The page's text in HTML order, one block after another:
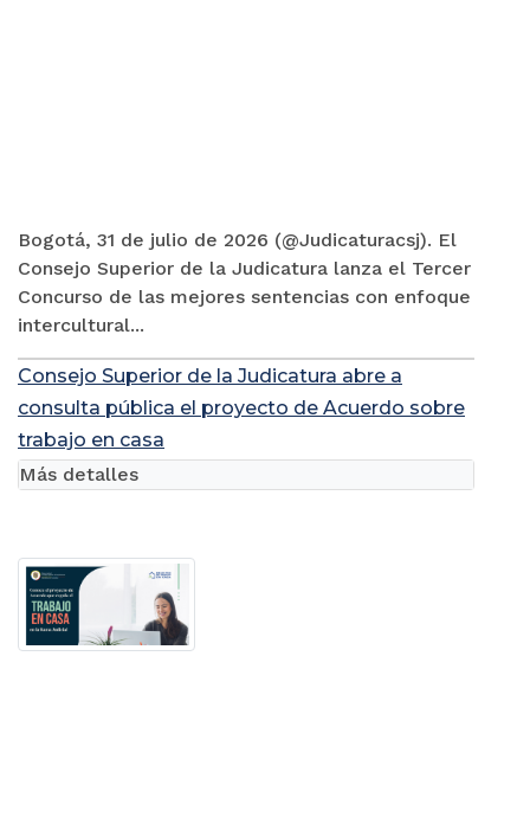
Bogotá, 31 de julio de 2026 (@Judicaturacsj). El
Consejo Superior de la Judicatura lanza el Tercer
Concurso de las mejores sentencias con enfoque
intercultural...
Consejo Superior de la Judicatura abre a
consulta pública el proyecto de Acuerdo sobre
trabajo en casa
Más detalles